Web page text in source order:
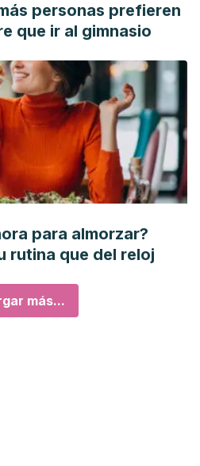
personas prefieren
que ir al gimnasio
para almorzar?
rutina que del reloj
más...